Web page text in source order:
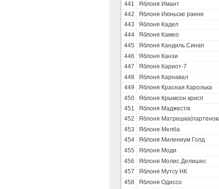
441
Яблоня Имант
442
Яблоня Июньске ранне
443
Яблоня Кадел
444
Яблоня Камео
445
Яблоня Кандиль Синап
446
Яблоня Канзи
447
Яблоня Кариот-7
448
Яблоня Карнавал
449
Яблоня Красная Каролька
450
Яблоня Крымсон крисп
451
Яблоня Маджестік
452
Яблоня
453
Яблоня Мелба
454
Яблоня Милениум Голд
455
Яблоня Моди
456
Яблоня Молис Делишес
457
Яблоня Мутсу НК
458
Яблоня Одиссо